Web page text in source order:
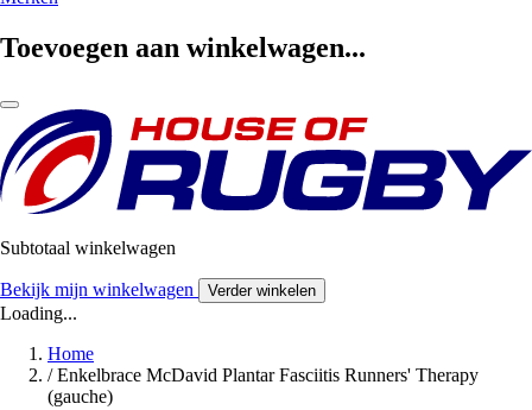
Toevoegen aan winkelwagen...
Subtotaal winkelwagen
Bekijk mijn winkelwagen Verder winkelen
Loading...
Home
/ Enkelbrace McDavid Plantar Fasciitis Runners' Therapy
(gauche)